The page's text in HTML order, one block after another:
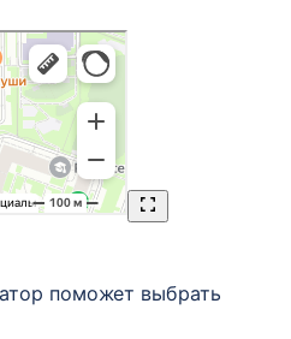
поможет выбрать